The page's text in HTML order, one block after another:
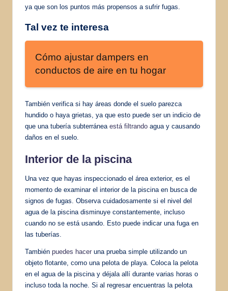
ya que son los puntos más propensos a sufrir fugas.
Tal vez te interesa
Cómo ajustar dampers en
conductos de aire en tu hogar
También verifica si hay áreas donde el suelo parezca
hundido o haya grietas, ya que esto puede ser un indicio de
que una tubería subterránea está filtrando agua y causando
daños en el suelo.
Interior de la piscina
Una vez que hayas inspeccionado el área exterior, es el
momento de examinar el interior de la piscina en busca de
signos de fugas. Observa cuidadosamente si el nivel del
agua de la piscina disminuye constantemente, incluso
cuando no se está usando. Esto puede indicar una fuga en
las tuberías.
También puedes hacer una prueba simple utilizando un
objeto flotante, como una pelota de playa. Coloca la pelota
en el agua de la piscina y déjala allí durante varias horas o
incluso toda la noche. Si al regresar encuentras la pelota